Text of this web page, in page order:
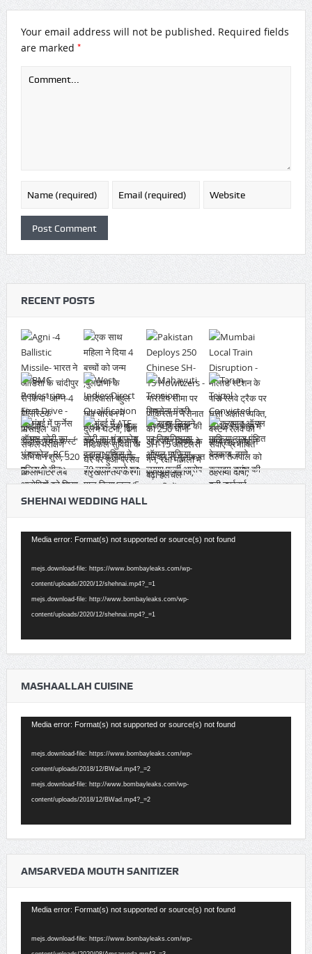
Your email address will not be published. Required fields
are marked *
RECENT POSTS
SHEHNAI WEDDING HALL
Video
Media error: Format(s) not supported or source(s) not found
mejs.download-file: https://www.bombayleaks.com/wp-
content/uploads/2020/12/shehnai.mp4?_=1
mejs.download-file: http://www.bombayleaks.com/wp-
content/uploads/2020/12/shehnai.mp4?_=1
MASHAALLAH CUISINE
Video
Media error: Format(s) not supported or source(s) not found
mejs.download-file: https://www.bombayleaks.com/wp-
content/uploads/2018/12/BWad.mp4?_=2
mejs.download-file: http://www.bombayleaks.com/wp-
content/uploads/2018/12/BWad.mp4?_=2
AMSARVEDA MOUTH SANITIZER
Video
Media error: Format(s) not supported or source(s) not found
mejs.download-file: https://www.bombayleaks.com/wp-